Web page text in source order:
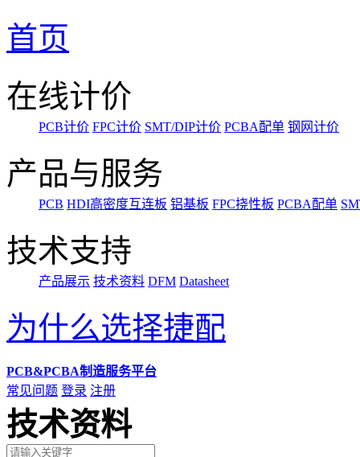
首页
在线计价
PCB计价 FPC计价 SMT/DIP计价 PCBA配单 钢网计价
产品与服务
PCB HDI高密度互连板 铝基板 FPC挠性板 PCBA配单
技术支持
产品展示 技术资料 DFM Datasheet
为什么选择捷配
PCB&PCBA制造服务平台
常见问题 登录 注册
技术资料